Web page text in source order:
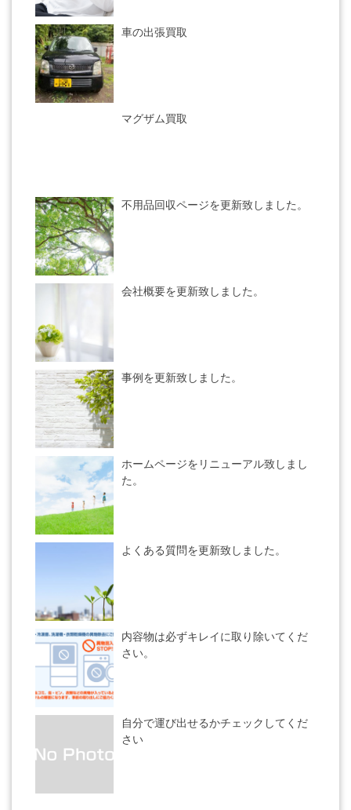
車の出張買取
マグザム買取
不用品回収ページを更新致しました。
会社概要を更新致しました。
事例を更新致しました。
ホームページをリニューアル致しまし
た。
よくある質問を更新致しました。
内容物は必ずキレイに取り除いてくだ
さい。
自分で運び出せるかチェックしてくだ
さい